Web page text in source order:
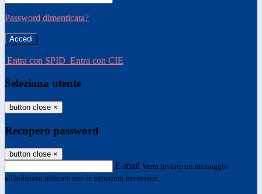
Password dimenticata?
-
Entra con SPID Entra con CIE
Seleziona utente
button close ×
Recupero password
button close ×
E-mail Verrà inviato un messaggio
all'indirizzo indicato con le istruzioni necessarie.